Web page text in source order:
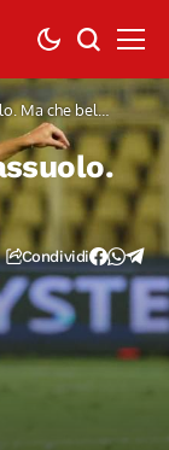
Ma che bel
Condividi